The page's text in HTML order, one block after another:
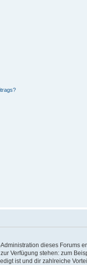
dieses Forums
Verfügung stehen: zum
ist und dir zahlreiche